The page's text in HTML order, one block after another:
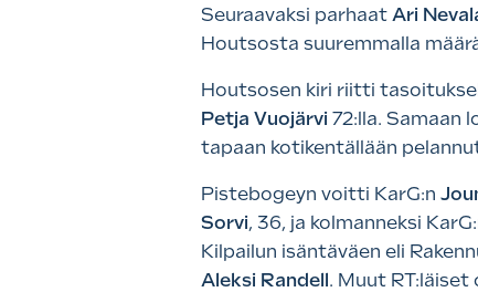
Seuraavaksi parhaat Ari
Houtsosta suuremmalla
Houtsosen kiri riitti
Petja Vuojärvi 72:lla. Samaan
tapaan kotikentällään
Pistebogeyn voitti KarG:n
Sorvi, 36, ja kolmanneksi
Kilpailun isäntäväen eli
Aleksi Randell. Muut RT:läiset